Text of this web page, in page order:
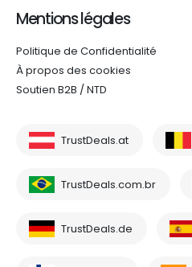
Mentions légales
Politique de Confidentialité
À propos des cookies
Soutien B2B / NTD
TrustDeals.at
TrustDeals.com.br
TrustDeals.de